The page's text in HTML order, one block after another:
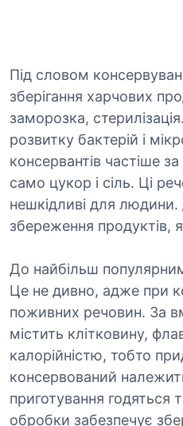
Під словом
зберігання харчових
заморозка,
розвитку бактерій і
консервантів частіше
само цукор і сіль. Ці
нешкідливі для
збереження продуктів,
До найбільш
Це не дивно, адже при
поживних речовин. За
містить клітковину,
калорійністю, тобто
консервований
приготування годяться
обробки забезпечує